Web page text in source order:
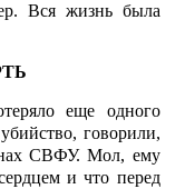
Вся жизнь была
еще одного
говорили,
СВФУ. Мол, ему
и что перед